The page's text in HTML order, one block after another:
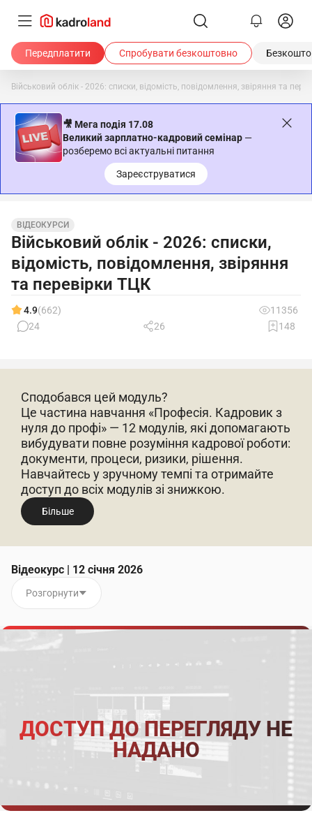
Передплатити Спробувати безкоштовно
Військовий облік - 2026: списки, відомість, повідомлення, звіряння та
🎥 Мега подія 17.08
Великий зарплатно-кадровий семінар —
розберемо всі актуальні питання
Зареєструватися
ВІДЕОКУРСИ
Військовий облік - 2026: списки,
відомість, повідомлення, звіряння
та перевірки ТЦК
4.9(662)
11356
24
26 148
Сподобався цей модуль?
Це частина навчання «Професія. Кадровик з
нуля до профі» — 12 модулів, які допомагають
вибудувати повне розуміння кадрової роботи:
документи, процеси, ризики, рішення.
Навчайтесь у зручному темпі та отримайте
доступ до всіх модулів зі знижкою.
Більше
Відеокурс | 12 січня 2026
Розгорнути
ДОСТУП ДО ПЕРЕГЛЯДУ НЕ
НАДАНО